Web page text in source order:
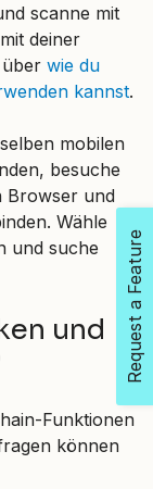
scanne mit
deiner
wie du
kannst.
mobilen
besuche
Browser und
Wähle
und suche
und
Funktionen
können
Request a Feature